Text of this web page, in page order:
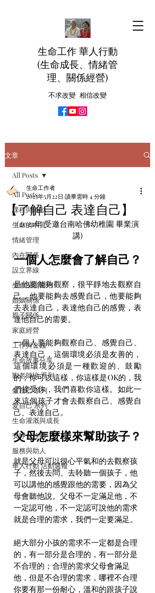
生命工作 華人行動
(生命成長、情緒管
理、關係經營)
不求改變 相信改變
文章
All Posts
課程與活動
生命的本質
情緒管理
內在關係
設立界線
生命深度醫治
婚姻關係
親子關係
家庭經營
工作與金錢
生命故事分享
劉老師說 系列
做自己 系列
愛自己 系列
生命灌溉與成長
安靜，聆聽
服務與助人
華人行動 活動週報
All Posts
【了解自己 表達自己】
生命工作者
2025年5月22日 讀畢需時 4 分鐘
(2021年 受邀台南哈佛幼稚園 畢業演
講)
一個人怎麼會了解自己？
是他要能夠觀察，很平靜地去觀察自
己，他要能夠去感覺自己，他要能夠
去表達自己，表達他自己的感覺，表
達他自己的需要。
一個人要能夠觀察自己、感覺自己、
表達自己，這個環境必須是友善的，
這個環境必須是一種歡迎的、鼓勵
的；你可以這樣，你這樣是OK的，我
們接受你，我們喜歡你這樣。如此一
來這個孩子才會去觀察自己、感覺自
己、表達自己。
父母怎麼樣來幫助孩子？
就是父母可以很心平氣和的去觀察孩
子，然後去問、去聆聽一個孩子，他
可以講他的感覺跟他的需要，因為父
母會聽他說。父母不一定滿足他，不
一定認可他，不一定認可說他的需求
就是合理的需求，我們一定要滿足。
絕大部分小孩的需求不一定都是合理
的，有一部分是合理的，有一部分是
不合理的；合理的需求父母會滿足
他，但是不合理的需求，哪裡不合理
你要有那一份耐心，溫和的跟孩子說